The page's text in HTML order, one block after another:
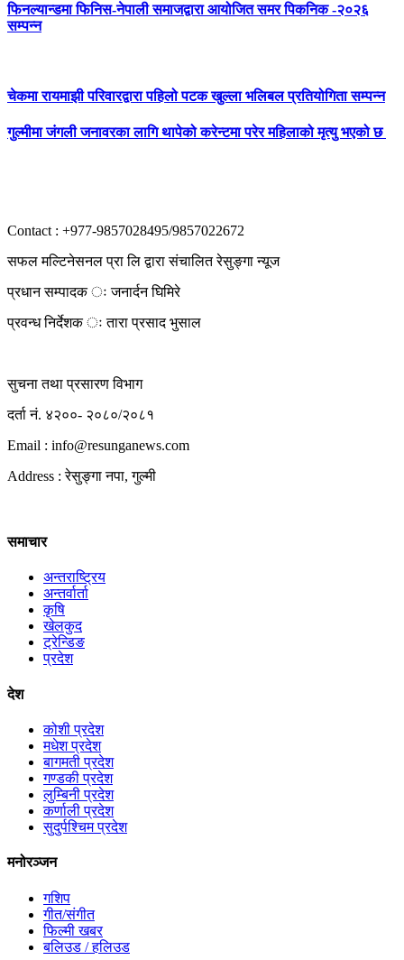
फिनल्यान्डमा फिनिस-नेपाली समाजद्वारा आयोजित समर पिकनिक -२०२६
सम्पन्न
चेकमा रायमाझी परिवारद्वारा पहिलो पटक खुल्ला भलिबल प्रतियोगिता सम्पन्न
गुल्मीमा जंगली जनावरका लागि थापेको करेन्टमा परेर महिलाको मृत्यु भएको छ
Contact : +977-9857028495/9857022672
सफल मल्टिनेसनल प्रा लि द्वारा संचालित रेसुङ्गा न्यूज
प्रधान सम्पादक ः जनार्दन घिमिरे
प्रवन्ध निर्देशक ः तारा प्रसाद भुसाल
सुचना तथा प्रसारण विभाग
दर्ता नं. ४२००- २०८०/२०८१
Email : info@resunganews.com
Address : रेसुङ्गा नपा, गुल्मी
समाचार
अन्तराष्ट्रिय
अन्तर्वार्ता
कृषि
खेलकुद
ट्रेन्डिङ
प्रदेश
देश
कोशी प्रदेश
मधेश प्रदेश
बागमती प्रदेश
गण्डकी प्रदेश
लुम्बिनी प्रदेश
कर्णाली प्रदेश
सुदुर्पश्चिम प्रदेश
मनोरञ्जन
गशिप
गीत/संगीत
फिल्मी खबर
बलिउड / हलिउड